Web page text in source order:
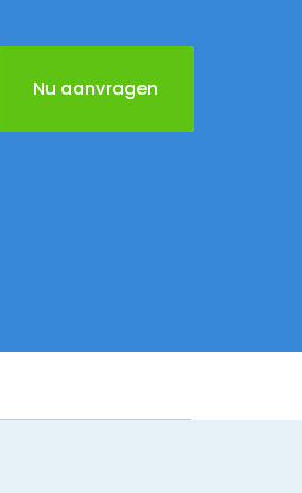
door Utrecht
Nu aanvragen